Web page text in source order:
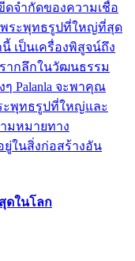
จำกัดของความเชื่อ
ระพุทธรูปที่ใหญ่ที่สุด
เป็นเครื่องพิสูจน์ถึง
ากลึกในวัฒนธรรม
Palanla จะพาคุณ
ะพุทธรูปที่ใหญ่และ
มหมายทาง
ในสิ่งก่อสร้างอัน
ดในโลก